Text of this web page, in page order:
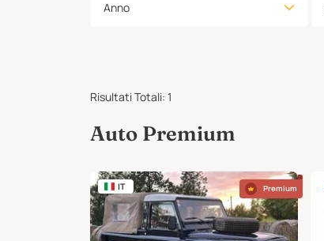
Anno
Risultati Totali: 1
Auto Premium
IT Premium